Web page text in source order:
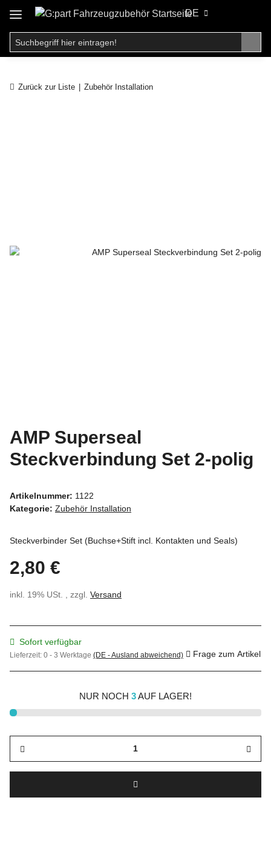
DE
Zurück zur Liste Zubehör Installation
AMP Superseal
Steckverbindung Set 2-polig
Artikelnummer: 1122
Kategorie: Zubehör Installation
Steckverbinder Set (Buchse+Stift incl. Kontakten und Seals)
2,80 €
inkl. 19% USt. , zzgl. Versand
Sofort verfügbar
Lieferzeit: 0 - 3 Werktage (DE - Ausland abweichend) Frage zum Artikel
NUR NOCH 3AUF LAGER!